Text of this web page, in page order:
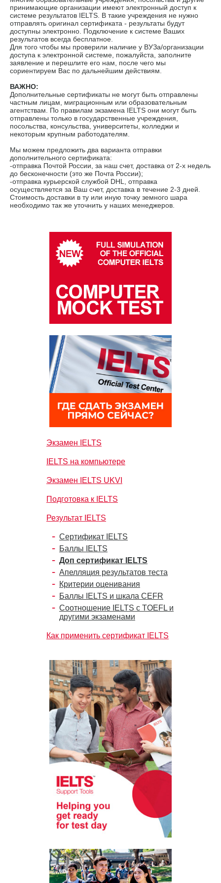
принимающие организации имеют электронный доступ к
системе результатов IELTS. В такие учреждения не нужно
отправлять оригинал сертификата - результаты будут
доступны электронно. Подключение к системе Ваших
результатов всегда бесплатное.
Для того чтобы мы проверили наличие у ВУЗа/организации
доступа к электронной системе, пожалуйста, заполните
заявление и перешлите его нам, после чего мы
сориентируем Вас по дальнейшим действиям.
ВАЖНО:
Дополнительные сертификаты не могут быть отправлены
частным лицам, миграционным или образовательным
агентствам. По правилам экзамена IELTS они могут быть
отправлены только в государственные учреждения,
посольства, консульства, университеты, колледжи и
некоторым крупным работодателям.
Мы можем предложить два варианта отправки
дополнительного сертификата:
-отправка Почтой России, за наш счет, доставка от 2-х недель
до бесконечности (это же Почта России);
-отправка курьерской службой DHL, отправка
осуществляется за Ваш счет, доставка в течение 2-3 дней.
Стоимость доставки в ту или иную точку земного шара
необходимо так же уточнить у наших менеджеров.
Экзамен IELTS
IELTS на компьютере
Экзамен IELTS UKVI
Подготовка к IELTS
Результат IELTS
Сертификат IELTS
Баллы IELTS
Доп сертификат IELTS
Апелляция результатов теста
Критерии оценивания
Баллы IELTS и шкала CEFR
Соотношение IELTS с TOEFL и
другими экзаменами
Как применить сертификат IELTS